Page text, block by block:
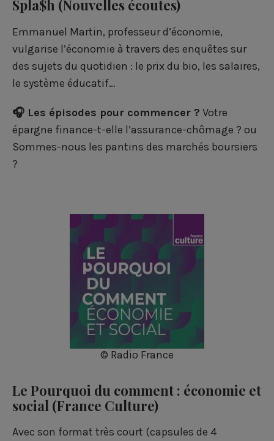
Spla$h (Nouvelles écoutes)
Emmanuel Martin, professeur d’économie,
vulgarise l’économie à travers des enquêtes sur
des sujets du quotidien : le prix du bio, les salaires,
le système éducatif…
🎧 Les épisodes pour commencer ? Votre
épargne finance-t-elle l’assurance-chômage ? ou
Sommes-nous les pantins des marchés boursiers
?
© Radio France
Le Pourquoi du comment : économie et
social (France Culture)
Avec son format très court (capsules de 4